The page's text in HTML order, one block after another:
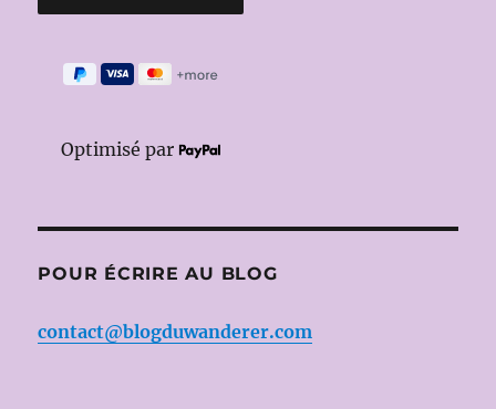
Optimisé par
POUR ÉCRIRE AU BLOG
contact@blogduwanderer.com